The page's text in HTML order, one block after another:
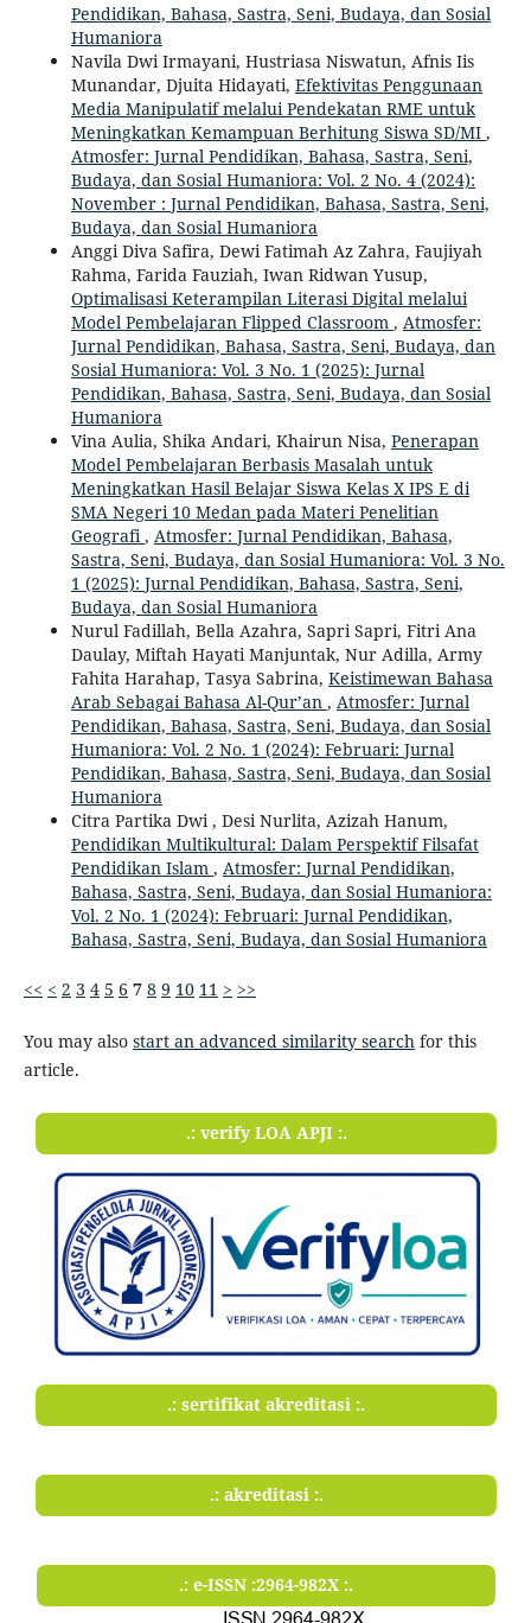
Pendidikan, Bahasa, Sastra, Seni, Budaya, dan Sosial
Humaniora
Navila Dwi Irmayani, Hustriasa Niswatun, Afnis Iis
Munandar, Djuita Hidayati, Efektivitas Penggunaan
Media Manipulatif melalui Pendekatan RME untuk
Meningkatkan Kemampuan Berhitung Siswa SD/MI ,
Atmosfer: Jurnal Pendidikan, Bahasa, Sastra, Seni,
Budaya, dan Sosial Humaniora: Vol. 2 No. 4 (2024):
November : Jurnal Pendidikan, Bahasa, Sastra, Seni,
Budaya, dan Sosial Humaniora
Anggi Diva Safira, Dewi Fatimah Az Zahra, Faujiyah
Rahma, Farida Fauziah, Iwan Ridwan Yusup,
Optimalisasi Keterampilan Literasi Digital melalui
Model Pembelajaran Flipped Classroom , Atmosfer:
Jurnal Pendidikan, Bahasa, Sastra, Seni, Budaya, dan
Sosial Humaniora: Vol. 3 No. 1 (2025): Jurnal
Pendidikan, Bahasa, Sastra, Seni, Budaya, dan Sosial
Humaniora
Vina Aulia, Shika Andari, Khairun Nisa, Penerapan
Model Pembelajaran Berbasis Masalah untuk
Meningkatkan Hasil Belajar Siswa Kelas X IPS E di
SMA Negeri 10 Medan pada Materi Penelitian
Geografi , Atmosfer: Jurnal Pendidikan, Bahasa,
Sastra, Seni, Budaya, dan Sosial Humaniora: Vol. 3 No.
1 (2025): Jurnal Pendidikan, Bahasa, Sastra, Seni,
Budaya, dan Sosial Humaniora
Nurul Fadillah, Bella Azahra, Sapri Sapri, Fitri Ana
Daulay, Miftah Hayati Manjuntak, Nur Adilla, Army
Fahita Harahap, Tasya Sabrina, Keistimewan Bahasa
Arab Sebagai Bahasa Al-Qur’an , Atmosfer: Jurnal
Pendidikan, Bahasa, Sastra, Seni, Budaya, dan Sosial
Humaniora: Vol. 2 No. 1 (2024): Februari: Jurnal
Pendidikan, Bahasa, Sastra, Seni, Budaya, dan Sosial
Humaniora
Citra Partika Dwi , Desi Nurlita, Azizah Hanum,
Pendidikan Multikultural: Dalam Perspektif Filsafat
Pendidikan Islam , Atmosfer: Jurnal Pendidikan,
Bahasa, Sastra, Seni, Budaya, dan Sosial Humaniora:
Vol. 2 No. 1 (2024): Februari: Jurnal Pendidikan,
Bahasa, Sastra, Seni, Budaya, dan Sosial Humaniora
<< < 2 3 4 5 6 7 8 9 10 11 > >>
You may also start an advanced similarity search for this
article.
.: verify LOA APJI :.
.: sertifikat akreditasi :.
.: akreditasi :.
.: e-ISSN :2964-982X :.